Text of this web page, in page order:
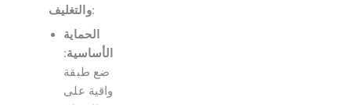
والتغليف:
الحماية
الأساسية:
ضع طبقة
واقية على